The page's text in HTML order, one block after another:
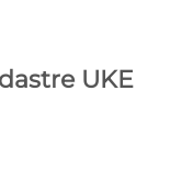
UKE